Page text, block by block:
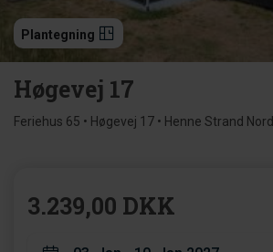
Plantegning
Høgevej 17
Feriehus 65 • Høgevej 17 • Henne Strand Nord
3.239,00 DKK